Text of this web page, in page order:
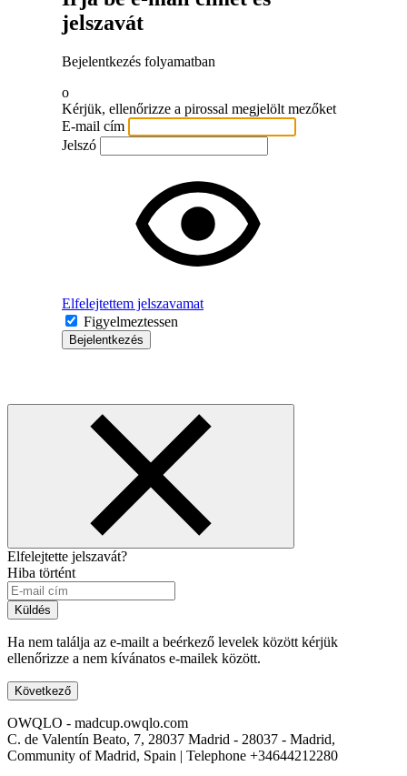
jelszavát
Bejelentkezés folyamatban
o
Kérjük, ellenőrizze a pirossal megjelölt mezőket
E-mail cím
Jelszó
Elfelejtettem jelszavamat
Figyelmeztessen
Bejelentkezés
Elfelejtette jelszavát?
Hiba történt
Küldés
Ha nem találja az e-mailt a beérkező levelek között kérjük
ellenőrizze a nem kívánatos e-mailek között.
Következő
OWQLO - madcup.owqlo.com
C. de Valentín Beato, 7, 28037 Madrid - 28037 - Madrid,
Community of Madrid, Spain | Telephone +34644212280